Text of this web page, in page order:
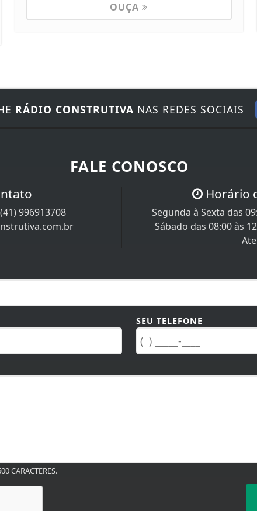
OUÇA
RÁDIO CONSTRUTIVA NAS REDES SOCIAIS
FALE CONOSCO
(41) 996913708
Horário
Segunda à Sexta das
Sábado das 08:00 às
SEU TELEFONE
CARACTERES.